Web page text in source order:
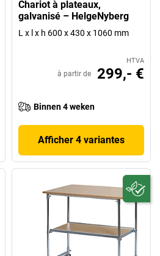
Chariot à plateaux,
galvanisé – HelgeNyberg
L x l x h 600 x 430 x 1060 mm
HTVA
à partir de 299,- €
Binnen 4 weken
Afficher 4 variantes